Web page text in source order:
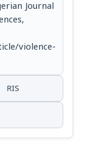
Journal
violence-
RIS